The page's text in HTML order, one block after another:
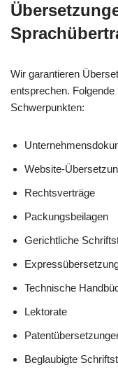
Wir garantieren
entsprechen.
Schwerpunkten:
Website-
Rechtsverträge
Packungsbeilagen
Gerichtliche
Technische
Lektorate
Beglaubigte